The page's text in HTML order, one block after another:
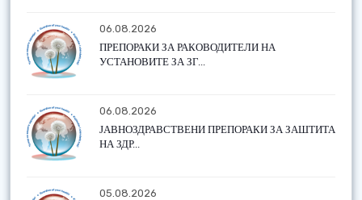
06.08.2026
ПРЕПОРАКИ ЗА РАКОВОДИТЕЛИ НА
УСТАНОВИТЕ ЗА ЗГ...
06.08.2026
ЈАВНОЗДРАВСТВЕНИ ПРЕПОРАКИ ЗА ЗАШТИТА
НА ЗДР...
05.08.2026